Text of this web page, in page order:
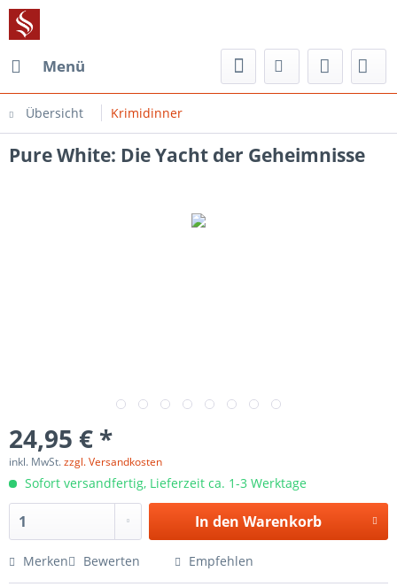
Menü
Übersicht Krimidinner
Pure White: Die Yacht der Geheimnisse
24,95 € *
inkl. MwSt.zzgl. Versandkosten
Sofort versandfertig, Lieferzeit ca. 1-3 Werktage
In den Warenkorb
Merken Bewerten Empfehlen